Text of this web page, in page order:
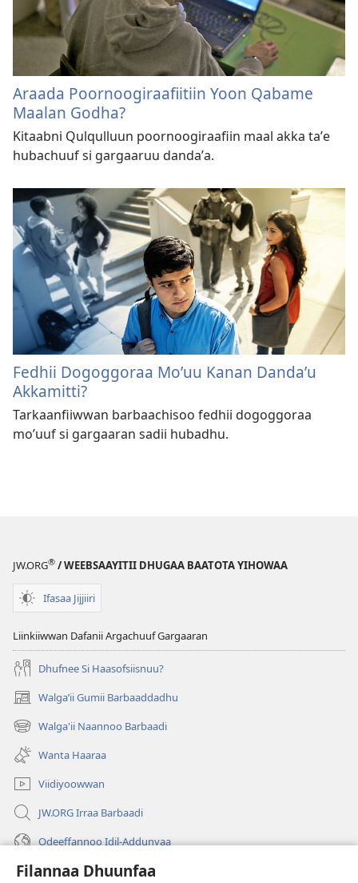
Filannaa Dhuunfaa
Araada Poornoogiraafiitiin Yoon Qabame
Maalan Godha?
Kitaabni Qulqulluun poornoogiraafiin maal akka taʼe
hubachuuf si gargaaruu dandaʼa.
Fedhii Dogoggoraa Moʼuu Kanan Dandaʼu
Akkamitti?
Tarkaanfiiwwan barbaachisoo fedhii dogoggoraa
moʼuuf si gargaaran sadii hubadhu.
JW.ORG® / WEEBSAAYITII DHUGAA BAATOTA YIHOWAA
Ifasaa Jijjiiri
Liinkiiwwan Dafanii Argachuuf Gargaaran
Dhufnee Si Haasofsiisnuu?
Walgaʼii Gumii Barbaaddadhu
(opens
new
window)
Walga'ii Naannoo Barbaadi
(opens
new
window)
Wanta Haaraa
Viidiyoowwan
JW.ORG Irraa Barbaadi
Odeeffannoo Idil-Addunyaa
Gargaarsa